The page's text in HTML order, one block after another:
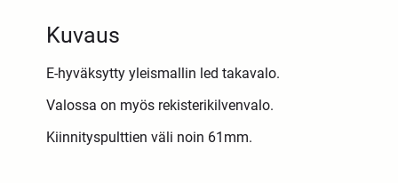
Kuvaus
E-hyväksytty yleismallin led takavalo.
Valossa on myös rekisterikilvenvalo.
Kiinnityspulttien väli noin 61mm.